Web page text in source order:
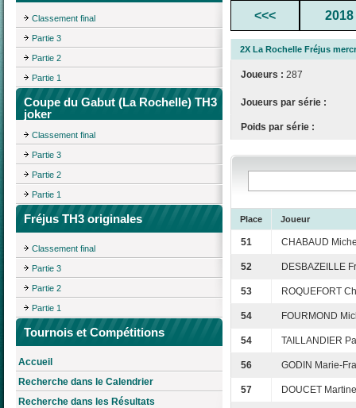
Classement final
Partie 3
Partie 2
Partie 1
Coupe du Gabut (La Rochelle) TH3
joker
Classement final
Partie 3
Partie 2
Partie 1
Fréjus TH3 originales
Classement final
Partie 3
Partie 2
Partie 1
Tournois et Compétitions
Accueil
Recherche dans le Calendrier
Recherche dans les Résultats
<<< 2018
2X La Rochelle Fréjus
Joueurs : 287
Joueurs par série :
Poids par série :
Place Joueur
51 CHABAUD
52 DESBAZEILLE
53 ROQUEFORT
54 FOURMOND
54 TAILLANDIER
56 GODIN Marie-
57 DOUCET Martine